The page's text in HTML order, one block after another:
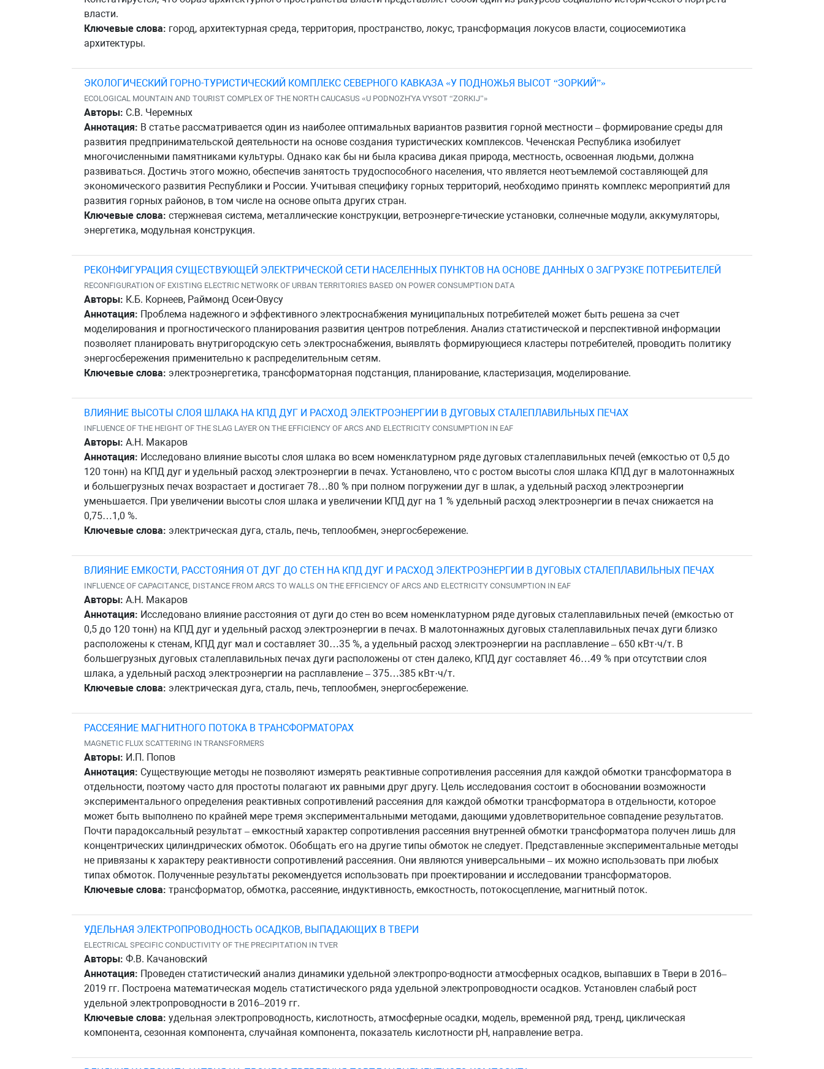
власти.
Ключевые слова: город, архитектурная среда, территория, пространство, локус, трансформация локусов власти, социосемиотика
архитектуры.
ЭКОЛОГИЧЕСКИЙ ГОРНО-ТУРИСТИЧЕСКИЙ КОМПЛЕКС СЕВЕРНОГО КАВКАЗА «У ПОДНОЖЬЯ ВЫСОТ “ЗОРКИЙ”»
ECOLOGICAL MOUNTAIN AND TOURIST COMPLEX OF THE NORTH CAUCASUS «U PODNOZH'YA VYSOT “ZORKIJ”»
Авторы: С.В. Черемных
Аннотация: В статье рассматривается один из наиболее оптимальных вариантов развития горной местности – формирование среды для
развития предпринимательской деятельности на основе создания туристических комплексов. Чеченская Республика изобилует
многочисленными памятниками культуры. Однако как бы ни была красива дикая природа, местность, освоенная людьми, должна
развиваться. Достичь этого можно, обеспечив занятость трудоспособного населения, что является неотъемлемой составляющей для
экономического развития Республики и России. Учитывая специфику горных территорий, необходимо принять комплекс мероприятий для
развития горных районов, в том числе на основе опыта других стран.
Ключевые слова: стержневая система, металлические конструкции, ветроэнерге-тические установки, солнечные модули, аккумуляторы,
энергетика, модульная конструкция.
РЕКОНФИГУРАЦИЯ СУЩЕСТВУЮЩЕЙ ЭЛЕКТРИЧЕСКОЙ СЕТИ НАСЕЛЕННЫХ ПУНКТОВ НА ОСНОВЕ ДАННЫХ О ЗАГРУЗКЕ ПОТРЕБИТЕЛЕЙ
RECONFIGURATION OF EXISTING ELECTRIC NETWORK OF URBAN TERRITORIES BASED ON POWER CONSUMPTION DATA
Авторы: К.Б. Корнеев, Раймонд Осеи-Овусу
Аннотация: Проблема надежного и эффективного электроснабжения муниципальных потребителей может быть решена за счет
моделирования и прогностического планирования развития центров потребления. Анализ статистической и перспективной информации
позволяет планировать внутригородскую сеть электроснабжения, выявлять формирующиеся кластеры потребителей, проводить политику
энергосбережения применительно к распределительным сетям.
Ключевые слова: электроэнергетика, трансформаторная подстанция, планирование, кластеризация, моделирование.
ВЛИЯНИЕ ВЫСОТЫ СЛОЯ ШЛАКА НА КПД ДУГ И РАСХОД ЭЛЕКТРОЭНЕРГИИ В ДУГОВЫХ СТАЛЕПЛАВИЛЬНЫХ ПЕЧАХ
INFLUENCE OF THE HEIGHT OF THE SLAG LAYER ON THE EFFICIENCY OF ARCS AND ELECTRICITY CONSUMPTION IN EAF
Авторы: А.Н. Макаров
Аннотация: Исследовано влияние высоты слоя шлака во всем номенклатурном ряде дуговых сталеплавильных печей (емкостью от 0,5 до
120 тонн) на КПД дуг и удельный расход электроэнергии в печах. Установлено, что с ростом высоты слоя шлака КПД дуг в малотоннажных
и большегрузных печах возрастает и достигает 78…80 % при полном погружении дуг в шлак, а удельный расход электроэнергии
уменьшается. При увеличении высоты слоя шлака и увеличении КПД дуг на 1 % удельный расход электроэнергии в печах снижается на
0,75…1,0 %.
Ключевые слова: электрическая дуга, сталь, печь, теплообмен, энергосбережение.
ВЛИЯНИЕ ЕМКОСТИ, РАССТОЯНИЯ ОТ ДУГ ДО СТЕН НА КПД ДУГ И РАСХОД ЭЛЕКТРОЭНЕРГИИ В ДУГОВЫХ СТАЛЕПЛАВИЛЬНЫХ ПЕЧАХ
INFLUENCE OF CAPACITANCE, DISTANCE FROM ARCS TO WALLS ON THE EFFICIENCY OF ARCS AND ELECTRICITY CONSUMPTION IN EAF
Авторы: А.Н. Макаров
Аннотация: Исследовано влияние расстояния от дуги до стен во всем номенклатурном ряде дуговых сталеплавильных печей (емкостью от
0,5 до 120 тонн) на КПД дуг и удельный расход электроэнергии в печах. В малотоннажных дуговых сталеплавильных печах дуги близко
расположены к стенам, КПД дуг мал и составляет 30…35 %, а удельный расход электроэнергии на расплавление – 650 кВт·ч/т. В
большегрузных дуговых сталеплавильных печах дуги расположены от стен далеко, КПД дуг составляет 46…49 % при отсутствии слоя
шлака, а удельный расход электроэнергии на расплавление – 375…385 кВт·ч/т.
Ключевые слова: электрическая дуга, сталь, печь, теплообмен, энергосбережение.
РАССЕЯНИЕ МАГНИТНОГО ПОТОКА В ТРАНСФОРМАТОРАХ
MAGNETIC FLUX SCATTERING IN TRANSFORMERS
Авторы: И.П. Попов
Аннотация: Существующие методы не позволяют измерять реактивные сопротивления рассеяния для каждой обмотки трансформатора в
отдельности, поэтому часто для простоты полагают их равными друг другу. Цель исследования состоит в обосновании возможности
экспериментального определения реактивных сопротивлений рассеяния для каждой обмотки трансформатора в отдельности, которое
может быть выполнено по крайней мере тремя экспериментальными методами, дающими удовлетворительное совпадение результатов.
Почти парадоксальный результат – емкостный характер сопротивления рассеяния внутренней обмотки трансформатора получен лишь для
концентрических цилиндрических обмоток. Обобщать его на другие типы обмоток не следует. Представленные экспериментальные методы
не привязаны к характеру реактивности сопротивлений рассеяния. Они являются универсальными – их можно использовать при любых
типах обмоток. Полученные результаты рекомендуется использовать при проектировании и исследовании трансформаторов.
Ключевые слова: трансформатор, обмотка, рассеяние, индуктивность, емкостность, потокосцепление, магнитный поток.
УДЕЛЬНАЯ ЭЛЕКТРОПРОВОДНОСТЬ ОСАДКОВ, ВЫПАДАЮЩИХ В ТВЕРИ
ELECTRICAL SPECIFIC CONDUCTIVITY OF THE PRECIPITATION IN TVER
Авторы: Ф.В. Качановский
Аннотация: Проведен статистический анализ динамики удельной электропро-водности атмосферных осадков, выпавших в Твери в 2016–
2019 гг. Построена математическая модель статистического ряда удельной электропроводности осадков. Установлен слабый рост
удельной электропроводности в 2016–2019 гг.
Ключевые слова: удельная электропроводность, кислотность, атмосферные осадки, модель, временной ряд, тренд, циклическая
компонента, сезонная компонента, случайная компонента, показатель кислотности pH, направление ветра.